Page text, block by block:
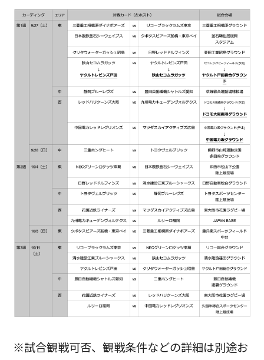
※試合観戦可否、観戦条件などの詳細は別途お